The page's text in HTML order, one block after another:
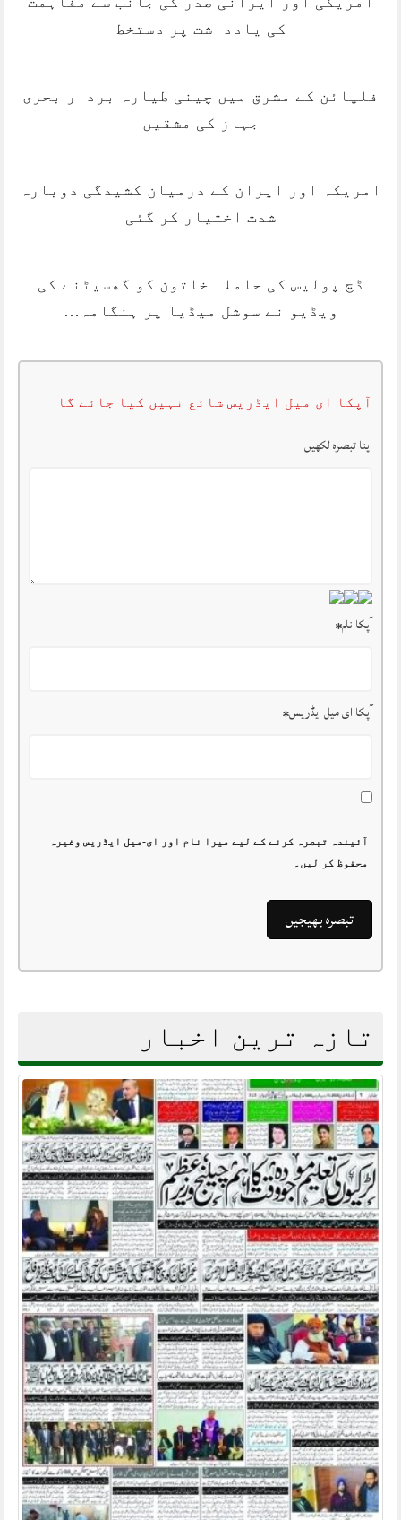
کی یادداشت پر دستخط
فلپائن کے مشرق میں چینی طیارہ بردار بحری
جہاز کی مشقیں
امریکہ اور ایران کے درمیان کشیدگی دوبارہ
شدت اختیار کر گئی
ڈچ پولیس کی حاملہ خاتون کو گھسیٹنے کی
ویڈیو نے سوشل میڈیا پر ہنگامہ…
آپکا ای میل ایڈریس شائع نہیں کیا جائے گا
اپنا تبصرہ لکھیں
آپکا نام*
آپکا ای میل ایڈریس*
آئیندہ تبصرہ کرنے کے لیے میرا نام اور ای-میل ایڈریس وغیرہ
محفوظ کر لیں۔
تازہ ترین اخبار